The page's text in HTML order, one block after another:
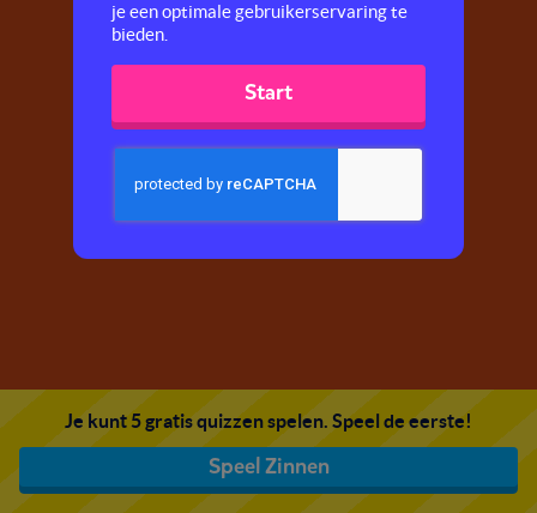
Je kunt 5 gratis quizzen spelen. Speel de eerste!
Speel Zinnen
je een optimale gebruikerservaring te
bieden.
Start